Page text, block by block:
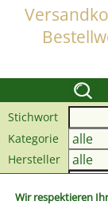
Wir respektieren
Stichwort
Kategorie
Hersteller